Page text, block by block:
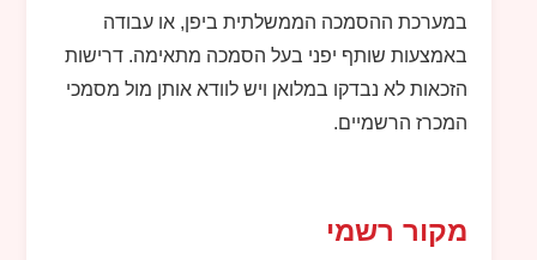
במערכת ההסמכה הממשלתית ביפן, או עבודה
באמצעות שותף יפני בעל הסמכה מתאימה. דרישות
הזכאות לא נבדקו במלואן ויש לוודא אותן מול מסמכי
המכרז הרשמיים.
מקור רשמי